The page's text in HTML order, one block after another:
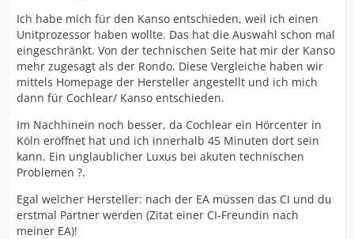
Ich habe mich für den Kanso entschieden, weil ich einen
Unitprozessor haben wollte. Das hat die Auswahl schon mal
eingeschränkt. Von der technischen Seite hat mir der Kanso
mehr zugesagt als der Rondo. Diese Vergleiche haben wir
mittels Homepage der Hersteller angestellt und ich mich
dann für Cochlear/ Kanso entschieden.
Im Nachhinein noch besser, da Cochlear ein Hörcenter in
Köln eröffnet hat und ich innerhalb 45 Minuten dort sein
kann. Ein unglaublicher Luxus bei akuten technischen
Problemen ?.
Egal welcher Hersteller: nach der EA müssen das CI und du
erstmal Partner werden (Zitat einer CI-Freundin nach
meiner EA)!